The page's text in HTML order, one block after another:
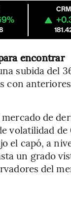
CRM
encontrar
subida del
con anteriores
de
volatilidad de
el capó, a
un grado
del